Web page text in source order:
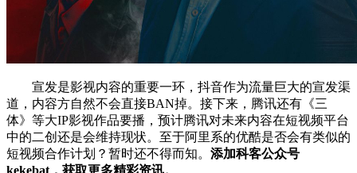
宣发是影视内容的重要一环，抖音作为流量巨大的宣发渠
道，内容方自然不会直接BAN掉。接下来，腾讯还有《三
体》等大IP影视作品要播，预计腾讯对未来内容在短视频平台
中的二创还是会维持现状。至于阿里系的优酷是否会有类似的
短视频合作计划？暂时还不得而知。 添加科客公众号
kekebat，获取更多精彩资讯。